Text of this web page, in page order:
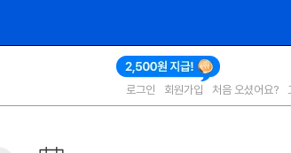
로그인 회원가입 처음 오셨어요?